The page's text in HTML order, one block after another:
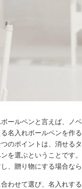
ールペンと言えば、ノ
名入れボールペンを作
つのポイントは、消せる
を選ぶということです
、贈り物にする場合な
合わせて選び、名入れす